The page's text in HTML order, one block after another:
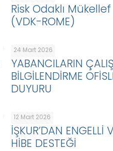
Risk Odaklı
(VDK-ROME)
24 Mart 2026
YABANCILARIN
BİLGİLENDİRME
DUYURU
12 Mart 2026
İŞKUR’DAN ENGELLİ
HİBE DESTEĞİ